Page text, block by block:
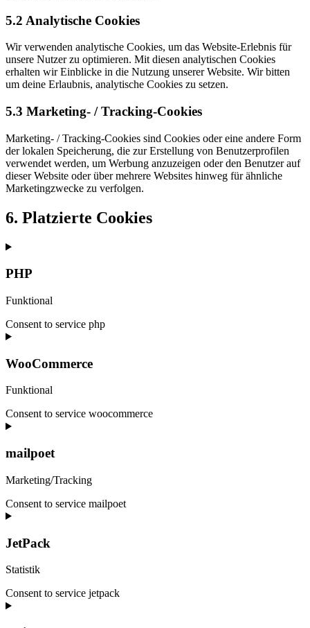
5.2 Analytische Cookies
Wir verwenden analytische Cookies, um das Website-Erlebnis für
unsere Nutzer zu optimieren. Mit diesen analytischen Cookies
erhalten wir Einblicke in die Nutzung unserer Website. Wir bitten
um deine Erlaubnis, analytische Cookies zu setzen.
5.3 Marketing- / Tracking-Cookies
Marketing- / Tracking-Cookies sind Cookies oder eine andere Form
der lokalen Speicherung, die zur Erstellung von Benutzerprofilen
verwendet werden, um Werbung anzuzeigen oder den Benutzer auf
dieser Website oder über mehrere Websites hinweg für ähnliche
Marketingzwecke zu verfolgen.
6. Platzierte Cookies
PHP
Funktional
Consent to service php
WooCommerce
Funktional
Consent to service woocommerce
mailpoet
Marketing/Tracking
Consent to service mailpoet
JetPack
Statistik
Consent to service jetpack